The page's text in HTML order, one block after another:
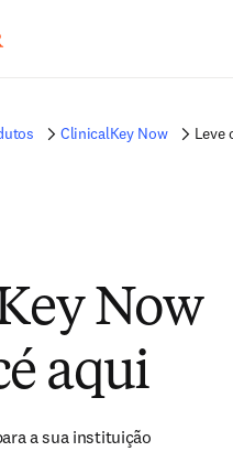
ClinicalKey Now Leve
Now
aqui
a sua instituição